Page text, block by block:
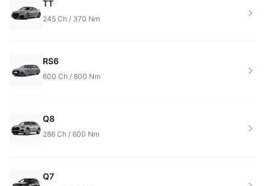
TT
245 Ch / 370 Nm
RS6
600 Ch / 800 Nm
Q8
286 Ch / 600 Nm
Q7